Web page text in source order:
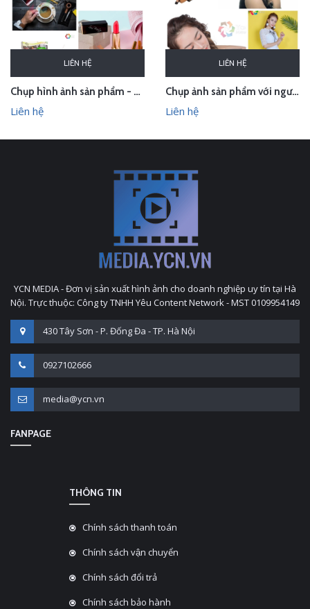
LIÊN HỆ
Chụp hình ảnh sản phẩm - quay phim sản phẩm trong studio
Liên hệ
LIÊN HỆ
Chụp ảnh sản phẩm với người mẫu - quay quảng cáo trọn gói
Liên hệ
YCN MEDIA - Đơn vị sản xuất hình ảnh cho doanh nghiệp uy tín tại Hà
Nội. Trực thuộc: Công ty TNHH Yêu Content Network - MST 0109954149
430 Tây Sơn - P. Đống Đa - TP. Hà Nội
0927102666
media@ycn.vn
FANPAGE
THÔNG TIN
Chính sách thanh toán
Chính sách vận chuyển
Chính sách đổi trả
Chính sách bảo hành